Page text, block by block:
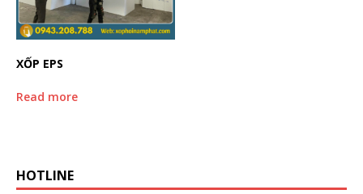
XỐP EPS
Read more
HOTLINE